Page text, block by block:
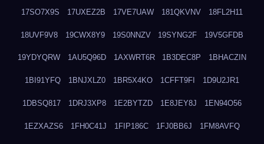
17SO7X9S 17UXEZ2B 17VE7UAW 181QKVNV 18FL2H11
18UVF9V8 19CWX8Y9 19S0NNZV 19SYNG2F 19V5GFDB
19YDYQRW 1AU5Q96D 1AXWRT6R 1B3DEC8P 1BHACZIN
1BI91YFQ 1BNJXLZ0 1BR5X4KO 1CFFT9FI 1D9U2JR1
1DBSQ817 1DRJ3XP8 1E2BYTZD 1E8JEY8J 1EN94O56
1EZXAZS6 1FH0C41J 1FIP186C 1FJ0BB6J 1FM8AVFQ